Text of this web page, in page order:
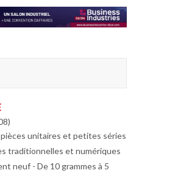
unitaires et petites séries
traditionnelles et numériques
neuf - De 10 grammes à 5